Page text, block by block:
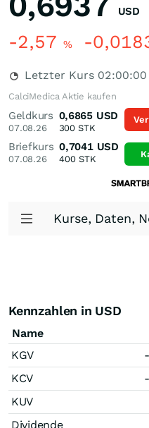
USD
-2,57 % -
Letzter Kurs 02:00:00
CalciMedica Aktie kaufen
Geldkurs
07.08.26
0,6865 USD
300 STK
Briefkurs
07.08.26
0,7041 USD
400STK
Kurse, Daten,
Kennzahlen in USD
Name
KGV
KCV
KUV
Dividende